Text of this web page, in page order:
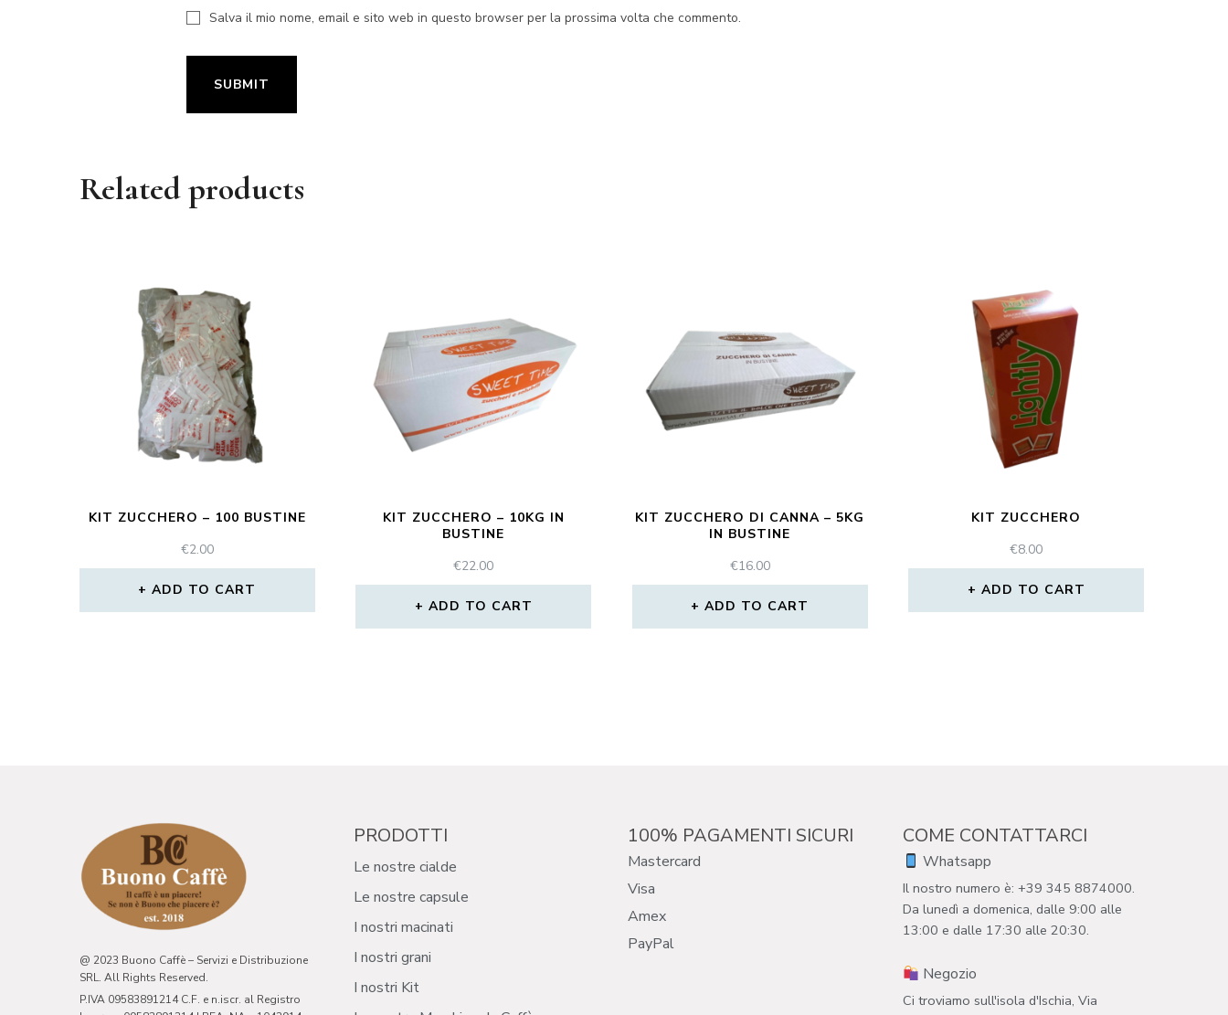
Salva il mio nome, email e sito web in questo browser per la prossima volta che commento.
Related products
KIT ZUCCHERO – 100 BUSTINE
€2.00
ADD TO CART
KIT ZUCCHERO – 10KG IN
BUSTINE
€22.00
ADD TO CART
KIT ZUCCHERO DI CANNA – 5KG
IN BUSTINE
€16.00
ADD TO CART
KIT ZUCCHERO
€8.00
ADD TO CART
@ 2023 Buono Caffè – Servizi e Distribuzione
SRL. All Rights Reserved.
P.IVA 09583891214 C.F. e n.iscr. al Registro
PRODOTTI
Le nostre cialde
Le nostre capsule
I nostri macinati
I nostri grani
I nostri Kit
100% PAGAMENTI SICURI
Mastercard
Visa
Amex
PayPal
COME CONTATTARCI
Whatsapp
Il nostro numero è: +39 345 8874000.
Da lunedì a domenica, dalle 9:00 alle
13:00 e dalle 17:30 alle 20:30.
Negozio
Ci troviamo sull'isola d'Ischia, Via